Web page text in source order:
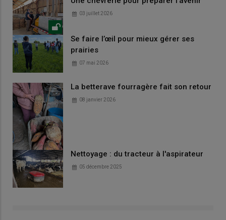
03 juillet 2026
Se faire l’œil pour mieux gérer ses
prairies
07 mai 2026
La betterave fourragère fait son retour
08 janvier 2026
Nettoyage : du tracteur à l'aspirateur
05 décembre 2025